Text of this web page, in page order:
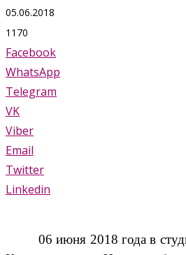
05.06.2018
1170
Facebook
WhatsApp
Telegram
VK
Viber
Email
Twitter
Linkedin
06 июня 2018 года в